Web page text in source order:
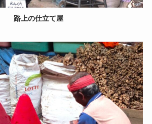
路上の仕立て屋